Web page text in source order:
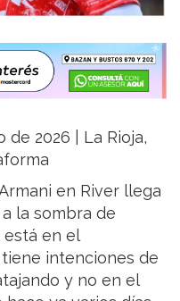
de 2026 | La Rioja,
en River llega
la sombra de
está en el
intenciones de
y no en el